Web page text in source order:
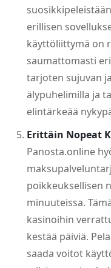
erillisen
käyttöliittymä on
saumattomasti
tarjoten sujuvan
älypuhelimilla ja
elintärkeää
Erittäin Nopeat
Panosta.online
poikkeuksellisen
minuuteissa.
kasinoihin
kestää päiviä.
saada voitot